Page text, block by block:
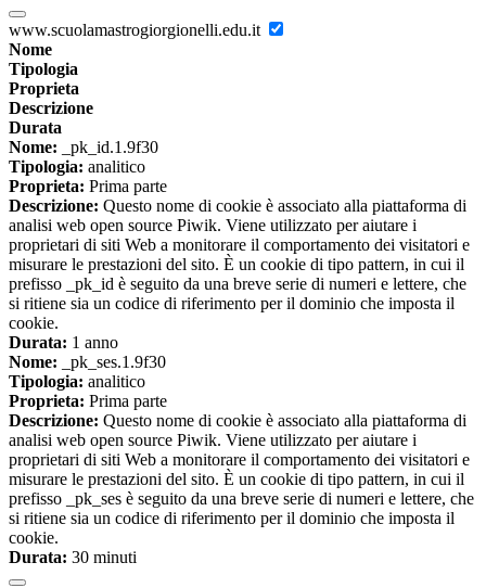
www.scuolamastrogiorgionelli.edu.it
Nome
Tipologia
Proprieta
Descrizione
Durata
Nome: _pk_id.1.9f30
Tipologia: analitico
Proprieta: Prima parte
Descrizione: Questo nome di cookie è associato alla piattaforma di
analisi web open source Piwik. Viene utilizzato per aiutare i
proprietari di siti Web a monitorare il comportamento dei visitatori e
misurare le prestazioni del sito. È un cookie di tipo pattern, in cui il
prefisso _pk_id è seguito da una breve serie di numeri e lettere, che
si ritiene sia un codice di riferimento per il dominio che imposta il
cookie.
Durata: 1 anno
Nome: _pk_ses.1.9f30
Tipologia: analitico
Proprieta: Prima parte
Descrizione: Questo nome di cookie è associato alla piattaforma di
analisi web open source Piwik. Viene utilizzato per aiutare i
proprietari di siti Web a monitorare il comportamento dei visitatori e
misurare le prestazioni del sito. È un cookie di tipo pattern, in cui il
prefisso _pk_ses è seguito da una breve serie di numeri e lettere, che
si ritiene sia un codice di riferimento per il dominio che imposta il
cookie.
Durata: 30 minuti